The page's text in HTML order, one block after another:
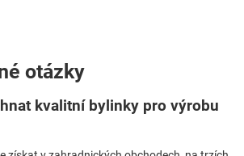
otázky
kvalitní bylinky pro výrobu